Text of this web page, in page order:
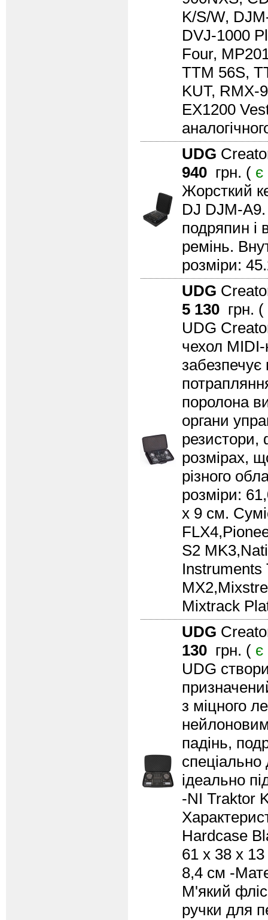
K/S/W,
DVJ-1000
Four,
TTM 56S,
KUT, RMX-
EX1200
UDG
940 грн. ( є
Жорсткий
DJ DJM-A9.
подряпин і
ремінь.
розміри:
UDG
5 130 грн. (
UDG
чехол MIDI-
забезпечує
поролона
органи
резистори,
розмірах,
різного
розміри:
x 9 см.
S2
Instruments
Mixtrack
UDG
130 грн. ( є
UDG
з міцного
падінь,
ідеально
-NI Traktor
Hardcase
61 х 38 х
8,4 см -
М'який
ручки для